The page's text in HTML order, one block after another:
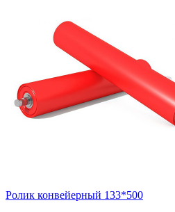
Ролик конвейерный 133*500